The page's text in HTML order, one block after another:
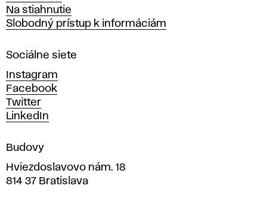
a
r
ý
c
h
u
m
e
í
v
Na stiahnutie
Slobodný prístup k informáciám
Sociálne siete
Instagram
Facebook
Twitter
LinkedIn
Budovy
Hviezdoslavovo nám. 18
814 37 Bratislava